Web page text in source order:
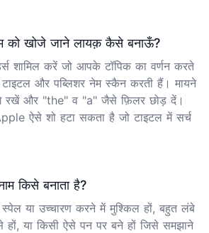
को खोजे जाने लायक़ कैसे बनाऊँ?
शामिल करें जो आपके टॉपिक का वर्णन करते
टाइटल और पब्लिशर नेम स्कैन करती हैं। मायने
रखें और "the" व "a" जैसे फ़िलर छोड़ दें।
ऐसे शो हटा सकता है जो टाइटल में सर्च
किसे बनाता है?
स्पेल या उच्चारण करने में मुश्किल हों, बहुत लंबे
हों, या किसी ऐसे पन पर बने हों जिसे समझाने